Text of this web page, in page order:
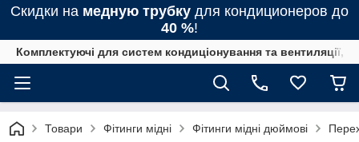
Скидки на медную трубку для кондиционеров до
40 %!
Комплектуючі для систем кондиціонування та вентиляції,
Товари Фітинги мідні Фітинги мідні дюймові